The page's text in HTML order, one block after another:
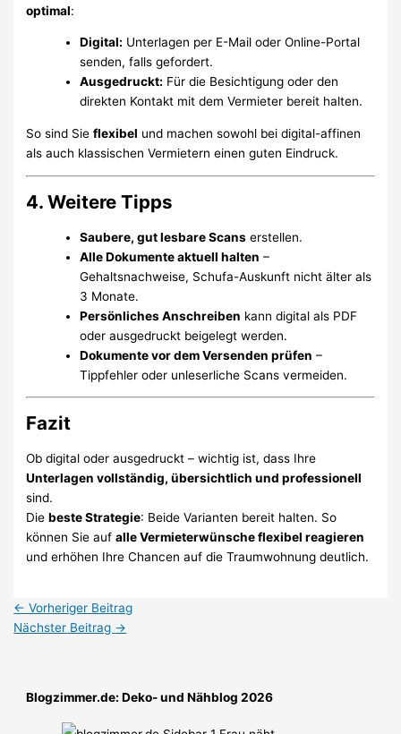
optimal:
Digital: Unterlagen per E-Mail oder Online-Portal
senden, falls gefordert.
Ausgedruckt: Für die Besichtigung oder den
direkten Kontakt mit dem Vermieter bereit halten.
So sind Sieflexibel und machen sowohl bei digital-affinen
als auch klassischen Vermietern einen guten Eindruck.
4. Weitere Tipps
Saubere, gut lesbare Scans erstellen.
Alle Dokumente aktuell halten –
Gehaltsnachweise, Schufa-Auskunft nicht älter als
3 Monate.
Persönliches Anschreiben kann digital als PDF
oder ausgedruckt beigelegt werden.
Dokumente vor dem Versenden prüfen –
Tippfehler oder unleserliche Scans vermeiden.
Fazit
Ob digital oder ausgedruckt – wichtig ist, dass Ihre
Unterlagen vollständig, übersichtlich und professionell
sind.
Diebeste Strategie: Beide Varianten bereit halten. So
können Sie aufalle Vermieterwünsche flexibel reagieren
und erhöhen Ihre Chancen auf die Traumwohnung deutlich.
← Vorheriger Beitrag
Nächster Beitrag →
Blogzimmer.de: Deko- und Nähblog 2026